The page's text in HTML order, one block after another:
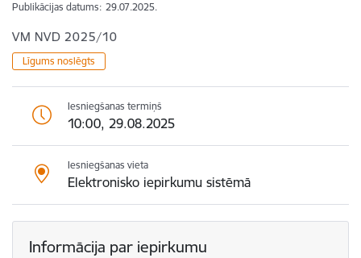
Publikācijas datums: 29.07.2025.
VM NVD 2025/10
Līgums noslēgts
Iesniegšanas termiņš
10:00, 29.08.2025
Iesniegšanas vieta
Elektronisko iepirkumu sistēmā
Informācija par iepirkumu